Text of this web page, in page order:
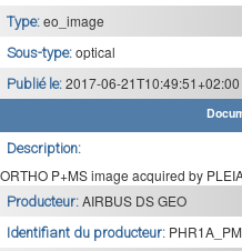
Type: eo_image
Sous-type: optical
Publié le: 2017-06-21T10:49:51+02:00
Description:
ORTHO P+MS image acquired by
Producteur: AIRBUS DS GEO
Identifiant du producteur: